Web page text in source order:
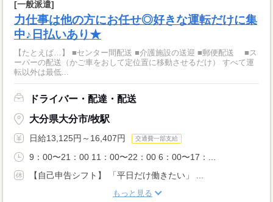
[一般派遣]
力仕事は他の方にお任せ◎好きな運転だけに集
中♪日払いあり★
【たとえば…】 ■センター間配送 ■介護施設の送迎 ■郵便配送 ■ス
ーパーの配送（かご車をおして定位置に移動させるだけ） すべて運
転以外は最低...
ドライバー・配達・配送
大分県大分市/牧駅
日給13,125円～16,407円 交通費一部支給
9：00〜21：00 11：00〜22：00 6：00〜17：...
【自己申告シフト】 「平日だけ働きたい」 ...
もっと見る